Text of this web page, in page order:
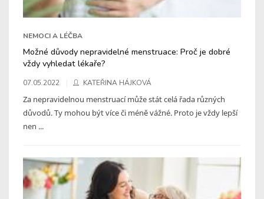
NEMOCI A LÉČBA
Možné důvody nepravidelné menstruace: Proč je dobré
vždy vyhledat lékaře?
07.05.2022 KATEŘINA HÁJKOVÁ
Za nepravidelnou menstruací může stát celá řada různých
důvodů. Ty mohou být více či méně vážné. Proto je vždy lepší
nen ...